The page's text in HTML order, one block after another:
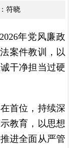
符晓
年党风廉政
案件教训，以
干净担当过硬
首位，持续深
教育，以思想
进全面从严管